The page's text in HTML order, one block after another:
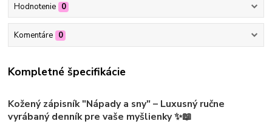
Hodnotenie 0
Komentáre 0
Kompletné špecifikácie
Kožený zápisník "Nápady a sny" – Luxusný ručne
vyrábaný denník pre vaše myšlienky ✨📖